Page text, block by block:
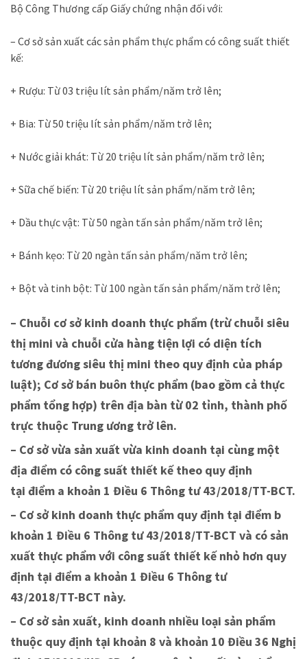
Bộ Công Thương cấp Giấy chứng nhận đối với:
– Cơ sở sản xuất các sản phẩm thực phẩm có công suất thiết
kế:
+ Rượu: Từ 03 triệu lít sản phẩm/năm trở lên;
+ Bia: Từ 50 triệu lít sản phẩm/năm trở lên;
+ Nước giải khát: Từ 20 triệu lít sản phẩm/năm trở lên;
+ Sữa chế biến: Từ 20 triệu lít sản phẩm/năm trở lên;
+ Dầu thực vật: Từ 50 ngàn tấn sản phẩm/năm trở lên;
+ Bánh kẹo: Từ 20 ngàn tấn sản phẩm/năm trở lên;
+ Bột và tinh bột: Từ 100 ngàn tấn sản phẩm/năm trở lên;
– Chuỗi cơ sở kinh doanh thực phẩm (trừ chuỗi siêu
thị mini và chuỗi cửa hàng tiện lợi có diện tích
tương đương siêu thị mini theo quy định của pháp
luật); Cơ sở bán buôn thực phẩm (bao gồm cả thực
phẩm tổng hợp) trên địa bàn từ 02 tỉnh, thành phố
trực thuộc Trung ương trở lên.
– Cơ sở vừa sản xuất vừa kinh doanh tại cùng một
địa điểm có công suất thiết kế theo quy định
tại điểm a khoản 1 Điều 6 Thông tư 43/2018/TT-BCT.
– Cơ sở kinh doanh thực phẩm quy định tại điểm b
khoản 1 Điều 6 Thông tư 43/2018/TT-BCT và có sản
xuất thực phẩm với công suất thiết kế nhỏ hơn quy
định tại điểm a khoản 1 Điều 6 Thông tư
43/2018/TT-BCT này.
– Cơ sở sản xuất, kinh doanh nhiều loại sản phẩm
thuộc quy định tại khoản 8 và khoản 10 Điều 36 Nghị